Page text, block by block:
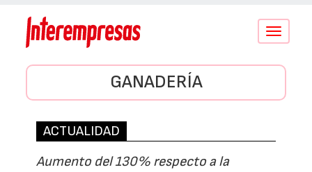
Conmutar
GANADERÍA
ACTUALIDAD
Aumento del 130% respecto a la